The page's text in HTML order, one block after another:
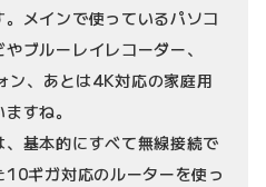
。メインで使っているパソコ
ブルーレイレコーダー、
ン、あとは4K対応の家庭用
すね。
基本的にすべて無線接続で
10ギガ対応のルーターを使っ